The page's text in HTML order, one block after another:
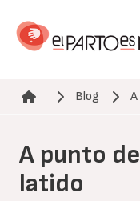
contenido
Ruta de navegación
Blog
A punto
latido